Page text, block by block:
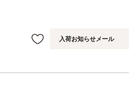
入荷お知らせメール